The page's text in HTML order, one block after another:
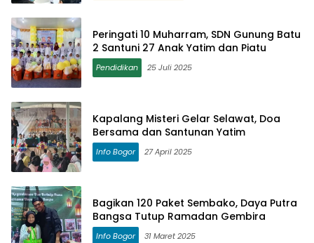
Peringati 10 Muharram, SDN Gunung Batu
2 Santuni 27 Anak Yatim dan Piatu
Pendidikan 25 Juli 2025
Kapalang Misteri Gelar Selawat, Doa
Bersama dan Santunan Yatim
Info Bogor 27 April 2025
Bagikan 120 Paket Sembako, Daya Putra
Bangsa Tutup Ramadan Gembira
Info Bogor 31 Maret 2025